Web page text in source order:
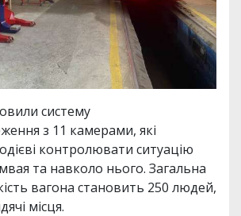
систему
з 11 камерами, які
контролювати ситуацію
та навколо нього. Загальна
вагона становить 250 людей,
місця.